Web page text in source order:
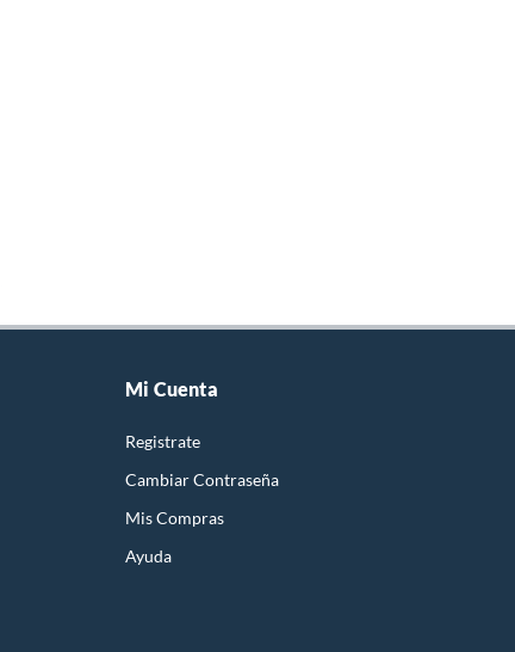
Mi Cuenta
Registrate
Cambiar Contraseña
Mis Compras
Ayuda